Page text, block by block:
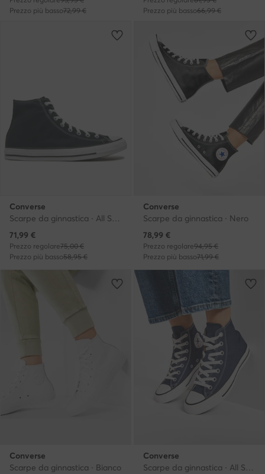
Prezzo più basso72,99 €
Prezzo più basso66,99 €
Converse
Scarpe da ginnastica · All Star · Nero
Prezzo attuale
71,99 €
Prezzo regolare75,00 €
Prezzo più basso58,95 €
Converse
Scarpe da ginnastica · Nero
Prezzo attuale
78,99 €
Prezzo regolare94,95 €
Prezzo più basso71,99 €
Converse
Scarpe da ginnastica · Bianco
Converse
Scarpe da ginnastica · All Star · Blu scuro